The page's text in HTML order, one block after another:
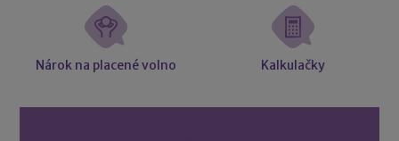
Nárok na placené volno Kalkulačky